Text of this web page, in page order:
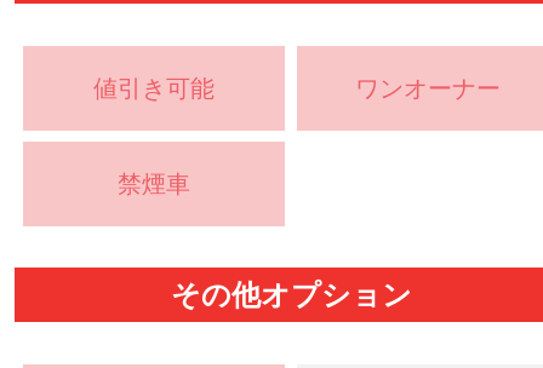
値引き可能 ワンオーナー
禁煙車
その他オプション